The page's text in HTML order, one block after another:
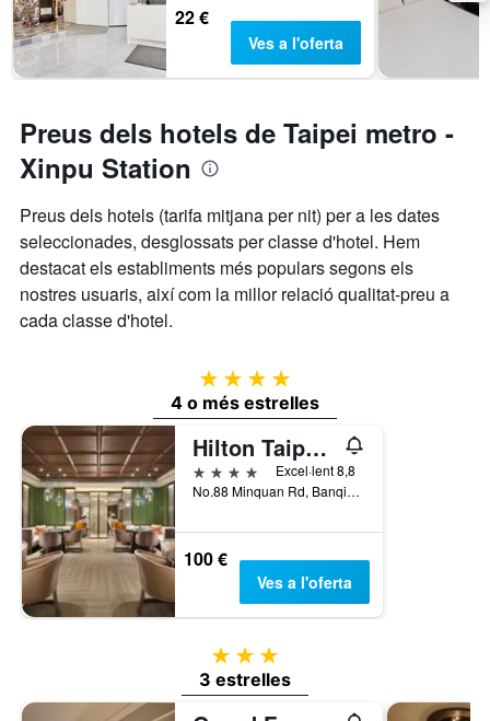
22 €
Ves a l'oferta
Preus dels hotels de Taipei metro -
Xinpu Station
Preus dels hotels (tarifa mitjana per nit) per a les dates
seleccionades, desglossats per classe d'hotel. Hem
destacat els establiments més populars segons els
nostres usuaris, així com la millor relació qualitat-preu a
cada classe d'hotel.
4 estrelles
4 o més estrelles
Hilton Taipei Sinban
4 estrelles
Excel·lent 8,8
No.88 Minquan Rd, Banqiao District, Banqiao District, Taiwan
100 €
Ves a l'oferta
3 estrelles
3 estrelles